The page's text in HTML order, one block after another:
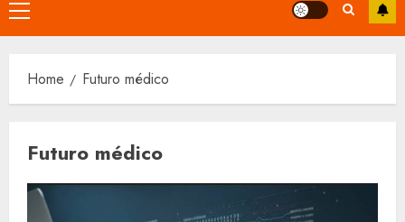
Primary
Menu
Home Futuro médico
Futuro médico